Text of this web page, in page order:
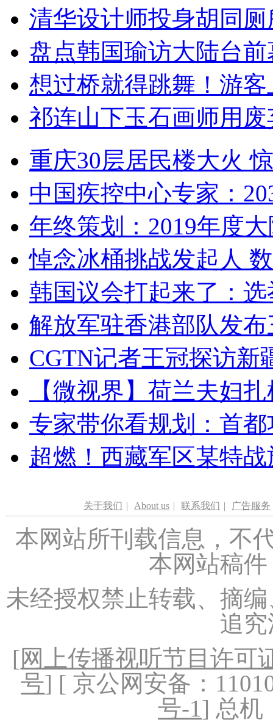
清华设计师投身胡同
盘点韩国瑜访大陆台
想过桥就得跳舞！游客
祁连山下玉石画师用
重庆30层居民楼大火
中国疾控中心专家：
年终策划：2019年度
悼念冰桶挑战发起人
韩国议会打起来了：
解放军驻香港部队发
CGTN记者王冠探访新
【微视界】荷兰夫妇
专家带你看规划：首
超燃！西藏军区某特
关于我们 | About us | 联系我们 | 广告服务
本网站所刊载信息，不
本网站稿
未经授权禁止转载、摘
追
[网上传播视听节目许可
号] [ 京公网安备：
号-1] 总机